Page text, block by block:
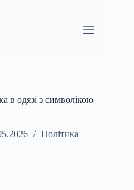
в одязі з символікою
Політика